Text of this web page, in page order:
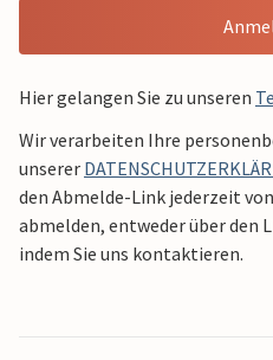
Hier gelangen Sie zu unseren
Wir verarbeiten Ihre
unserer
den Abmelde-Link jederzeit
abmelden, entweder über den
indem Sie uns kontaktieren.